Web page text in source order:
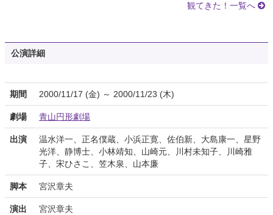
観てきた！一覧へ
公演詳細
期間 2000/11/17 (金) ～ 2000/11/23 (木)
劇場 青山円形劇場
出演
温水洋一、正名僕蔵、小浜正寛、佐伯新、大島康一、星野
光洋、静博士、小林靖知、山崎元、川村未知子、川崎雅
子、宋ひさこ、笠木泉、山本廉
脚本 宮沢章夫
演出 宮沢章夫